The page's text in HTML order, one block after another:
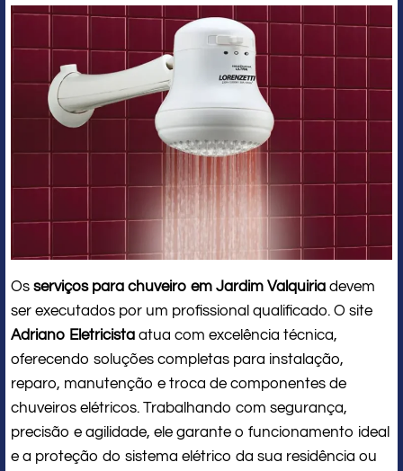
Os serviços para chuveiro em Jardim Valquiria devem
ser executados por um profissional qualificado. O site
Adriano Eletricista atua com excelência técnica,
oferecendo soluções completas para instalação,
reparo, manutenção e troca de componentes de
chuveiros elétricos. Trabalhando com segurança,
precisão e agilidade, ele garante o funcionamento ideal
e a proteção do sistema elétrico da sua residência ou